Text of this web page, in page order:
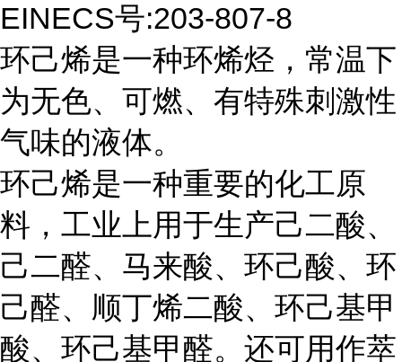
EINECS号:203-807-8
环己烯是一种环烯烃，常温下
为无色、可燃、有特殊刺激性
气味的液体。
环己烯是一种重要的化工原
料，工业上用于生产己二酸、
己二醛、马来酸、环己酸、环
己醛、顺丁烯二酸、环己基甲
酸、环己基甲醛。还可用作萃